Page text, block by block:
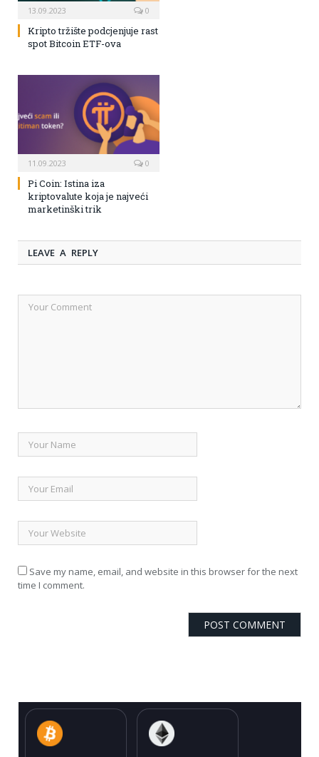
13.09.2023 0
Kripto tržište podcjenjuje rast
spot Bitcoin ETF-ova
11.09.2023 0
Pi Coin: Istina iza
kriptovalute koja je najveći
marketinški trik
LEAVE A REPLY
Save my name, email, and website in this browser for the next
time I comment.